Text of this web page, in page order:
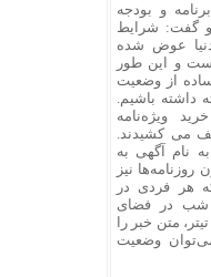
و بودجه
و گفت: شرایط
عوض شده
و این طور
از وضعیت
سال گذشته داشته باشیم.
ویژه‌نامه
می کشیدند‌.
نام آگهی به
نیز
هر فردی در
صورت نیاز می‌تواند ساعت ۱۰ شب در فضای
متن خبر را
وضعیت